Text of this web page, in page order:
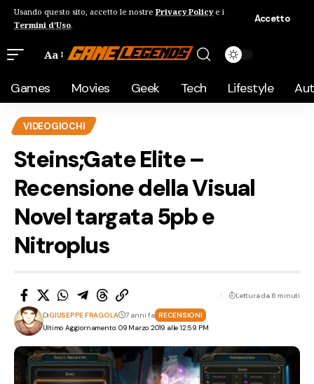
Usando questo sito, accetto le nostre Privacy Policye i
Termini d'Uso.
Accetto
Aa
Games Movies Geek Tech Lifestyle
VIDEOGIOCHI
Steins;Gate Elite –
Recensione della Visual
Novel targata 5pb e
Nitroplus
Ultimo Aggiornamento: 09 Marzo 2019 alle 12:59 PM
DiGIUSEPPE FRAGOLA 7 anni fa RECENSIONI
Lettura da 6 minuti